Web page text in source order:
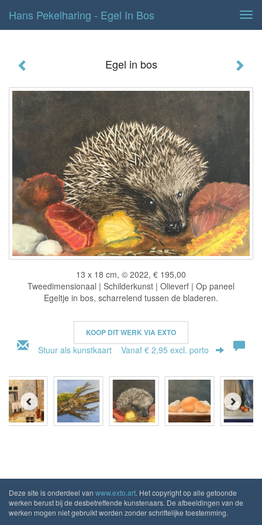
Hans Pekelharing - Egel In Bos
Egel in bos
13 x 18 cm, © 2022, € 195,00
Tweedimensionaal | Schilderkunst | Olieverf | Op paneel
Egeltje in bos, scharrelend tussen de bladeren.
KOOP DIT WERK VIA EXTO
Stuur als kunstkaart Vanaf € 2,95 excl. porto
Deze site is onderdeel van www.exto.art. Het copyright op alle getoonde
werken berust bij de desbetreffende kunstenaars. De afbeeldingen van de
werken mogen niet gebruikt worden zonder schriftelijke toestemming.